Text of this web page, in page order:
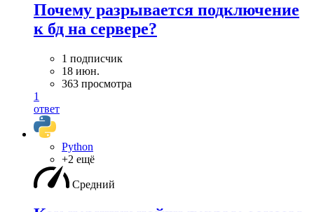
Почему разрывается подключение
к бд на сервере?
1 подписчик
18 июн.
363 просмотра
1
ответ
Python
+2 ещё
Средний